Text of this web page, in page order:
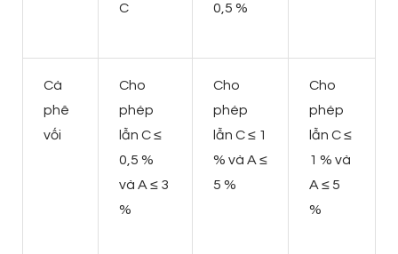
C
0,5 %
Cà
phê
vối
Cho
phép
lẫn C ≤
0,5 %
và A ≤ 3
%
Cho
phép
lẫn C ≤ 1
% và A ≤
5 %
Cho
phép
lẫn C ≤
1 % và
A ≤ 5
%